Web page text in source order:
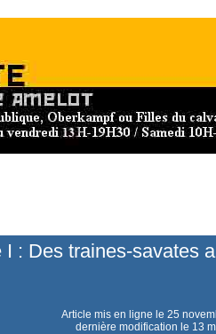
: Des traines-savates
Article mis en ligne le 25
dernière modification le 13